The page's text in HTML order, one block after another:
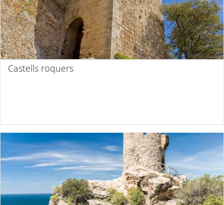
Castells roquers